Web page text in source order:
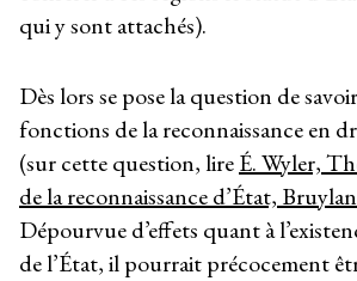
qui y sont attachés).
Dès lors se pose la question de
fonctions de la reconnaissance en
(sur cette question, lireÉ. Wyler,
de la reconnaissance d’État,
Dépourvue d’effets quant à
de l’État, il pourrait précocement